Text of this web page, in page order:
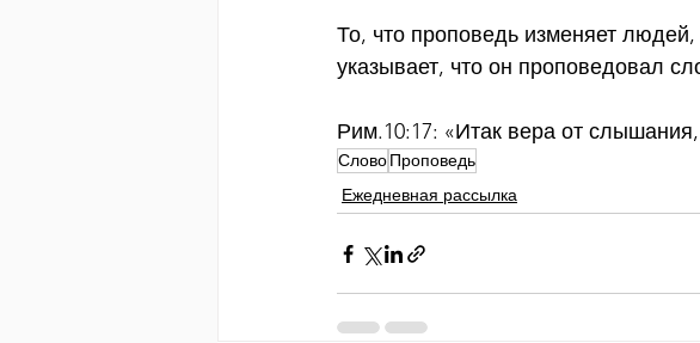
То, что проповедь изменяет
указывает, что он проповедовал
Рим.10:17: «Итак вера от
СловоПроповедь
Ежедневная рассылка